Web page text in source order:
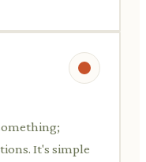
It's simple